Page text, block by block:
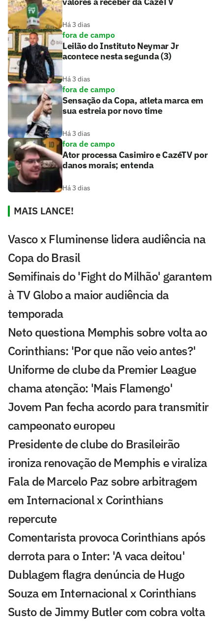
Há 3 dias
fora de campo
Leilão do Instituto Neymar Jr
acontece nesta segunda (3)
Há 3 dias
fora de campo
Sensação da Copa, atleta marca em
sua estreia por novo time
Há 3 dias
fora de campo
Ator processa Casimiro e CazéTV por
danos morais; entenda
Há 3 dias
MAIS LANCE!
Vasco x Fluminense lidera audiência na
Copa do Brasil
Semifinais do 'Fight do Milhão' garantem
à TV Globo a maior audiência da
temporada
Neto questiona Memphis sobre volta ao
Corinthians: 'Por que não veio antes?'
Uniforme de clube da Premier League
chama atenção: 'Mais Flamengo'
Jovem Pan fecha acordo para transmitir
campeonato europeu
Presidente de clube do Brasileirão
ironiza renovação de Memphis e viraliza
Fala de Marcelo Paz sobre arbitragem
em Internacional x Corinthians
repercute
Comentarista provoca Corinthians após
derrota para o Inter: 'A vaca deitou'
Dublagem flagra denúncia de Hugo
Souza em Internacional x Corinthians
Susto de Jimmy Butler com cobra volta